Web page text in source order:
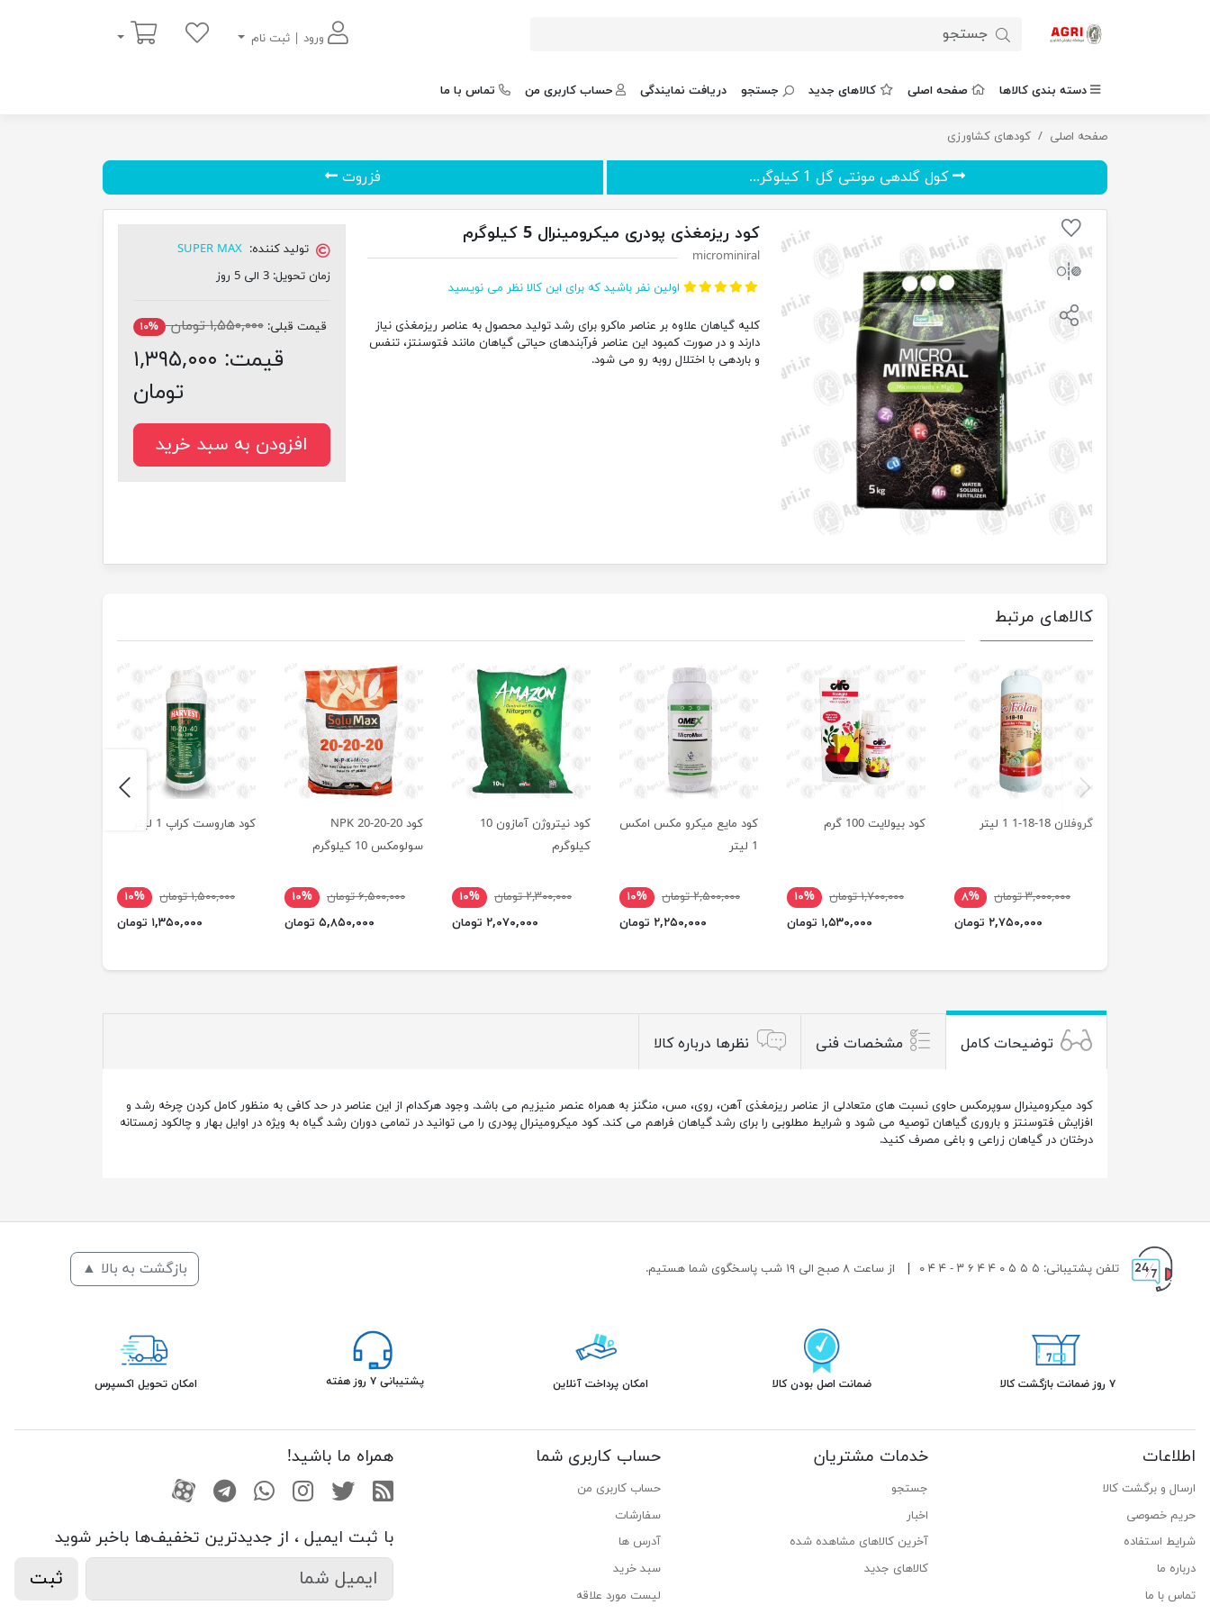
ورود | ثبت نام
سبد خرید
دسته بندی کالاها صفحه اصلی کالاهای جدید جستجو دریافت نمایندگی حساب کاربری من تماس با ما
صفحه اصلی کودهای کشاورزی
کود ریزمغذی پودری میکرومینرال 5 کیلوگرم
کول گلدهی مونتی گل 1 کیلوگر... فزروت
کود ریزمغذی پودری میکرومینرال 5 کیلوگرم
microminiral
اولین نفر باشید که برای این کالا نظر می نویسید
کلیه گیاهان علاوه بر عناصر ماکرو برای رشد تولید محصول به عناصر ریزمغذی نیاز
دارند و در صورت کمبود این عناصر فرآبندهای حیاتی گیاهان مانند فتوسنتز، تنفس
و باردهی با اختلال روبه رو می شود.
تولید کننده: SUPER MAX
زمان تحویل: 3 الی 5 روز
قیمت قبلی: ۱,۵۵۰,۰۰۰ تومان ۱۰%
قیمت: ۱,۳۹۵,۰۰۰
تومان
افزودن به سبد خرید
کالاهای مرتبط
گروفلان 18-18-1 1 لیتر
۳,۰۰۰,۰۰۰ تومان
۸%
۲,۷۵۰,۰۰۰ تومان
کود بیولایت 100 گرم
۱,۷۰۰,۰۰۰ تومان
۱۰%
۱,۵۳۰,۰۰۰ تومان
کود مایع میکرو مکس امکس
1 لیتر
۲,۵۰۰,۰۰۰ تومان
۱۰%
۲,۲۵۰,۰۰۰ تومان
کود نیتروژن آمازون 10
کیلوگرم
۲,۳۰۰,۰۰۰ تومان
۱۰%
۲,۰۷۰,۰۰۰ تومان
کود NPK 20-20-20
سولومکس 10 کیلوگرم
۶,۵۰۰,۰۰۰ تومان
۱۰%
۵,۸۵۰,۰۰۰ تومان
کود هاروست کراپ 1 لیتر
۱,۵۰۰,۰۰۰ تومان
۱۰%
۱,۳۵۰,۰۰۰ تومان
previus
next
توضیحات کامل مشخصات فنی نظرها درباره کالا
کود میکرومینرال سوپرمکس حاوی نسبت های متعادلی از عناصر ریزمغذی آهن، روی، مس، منگنز به همراه عنصر منیزیم می باشد. وجود هرکدام از این عناصر در حد کافی به منظور کامل کردن چرخه رشد و
افزایش فتوسنتز و باروری گیاهان توصیه می شود و شرایط مطلوبی را برای رشد گیاهان فراهم می کند. کود میکرومینرال پودری را می توانید در تمامی دوران رشد گیاه به ویژه در اوایل بهار و چالکود زمستانه
درختان در گیاهان زراعی و باغی مصرف کنید.
تلفن پشتیبانی: ۵ ۵ ۵ ۰ ۴ ۴ ۶ ۳ - ۴ ۴ ۰ از ساعت ۸ صبح الی ۱۹ شب پاسخگوی شما هستیم. بازگشت به بالا ▲
۷ روز ضمانت بازگشت کالا ضمانت اصل بودن کالا امکان پرداخت آنلاین پشتیبانی ۷ روز هفته امکان تحویل اکسپرس
اطلاعات
ارسال و برگشت کالا
حریم خصوصی
شرایط استفاده
درباره ما
تماس با ما
خدمات مشتریان
جستجو
اخبار
آخرین کالاهای مشاهده شده
کالاهای جدید
حساب کاربری شما
حساب کاربری من
سفارشات
آدرس ها
سبد خرید
لیست مورد علاقه
همراه ما باشید!
RSS توییتراینستاگرام
واتساپتلگرامآپارات
با ثبت ایمیل ، از جدید‌ترین تخفیف‌ها با‌خبر شوید
ثبت